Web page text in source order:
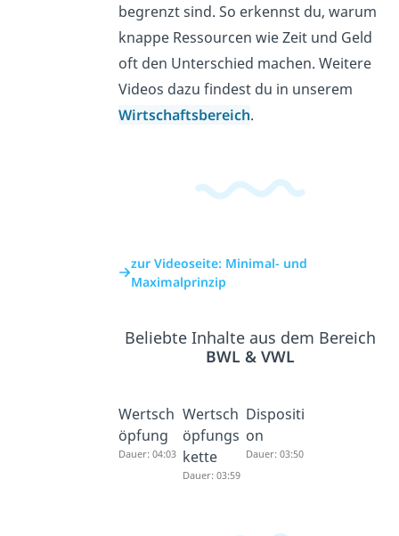
begrenzt sind. So erkennst du, warum
knappe Ressourcen wie Zeit und Geld
oft den Unterschied machen. Weitere
Videos dazu findest du in unserem
Wirtschaftsbereich.
zur Videoseite: Minimal- und
Maximalprinzip
Beliebte Inhalte aus dem Bereich
BWL & VWL
Wertsch
öpfung
Dauer: 04:03
Wertsch
öpfungs
kette
Dauer: 03:59
Dispositi
on
Dauer: 03:50